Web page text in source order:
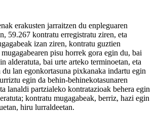
erakusten jarraitzen du enpleguaren
59.267 kontratu erregistratu ziren, eta
izan ziren, kontratu guztien
pisu horrek gora egin du, bai
alderatuta, bai urte arteko terminoetan, eta
lan egonkortasuna pixkanaka indartu egin
egin da behin-behinekotasunaren
lanaldi partzialeko kontratazioak behera egin
kontratu mugagabeak, berriz, hazi egin
hiru lurraldeetan.